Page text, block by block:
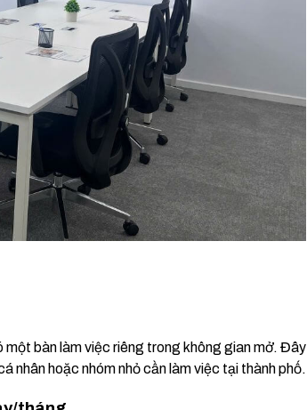
một bàn làm việc riêng trong không gian mở. Đây
nhân hoặc nhóm nhỏ cần làm việc tại thành phố.